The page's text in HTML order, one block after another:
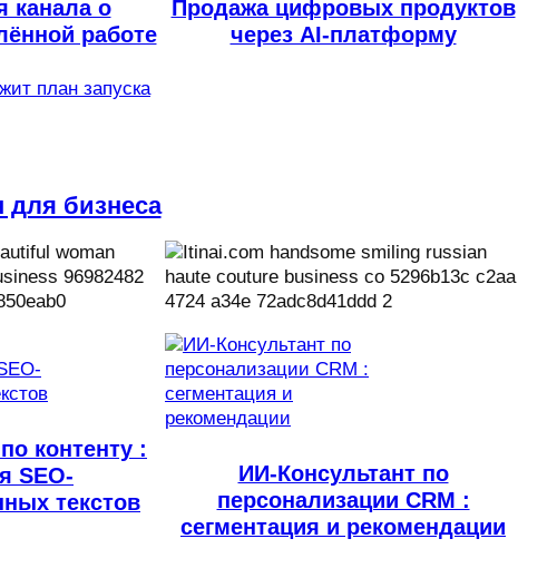
канала о
работе
Продажа цифровых продуктов
через AI-платформу
план запуска
для бизнеса
контенту :
SEO-
текстов
ИИ-Консультант по
персонализации CRM :
сегментация и рекомендации